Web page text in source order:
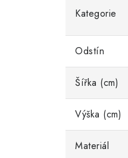
Kategorie
Odstín
Šířka (cm)
Výška (cm)
Materiál